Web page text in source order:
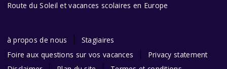
Route du Soleil et vacances scolaires en Europe
à propos de nous
Stagiaires
Foire aux questions sur vos vacances
Privacy statement